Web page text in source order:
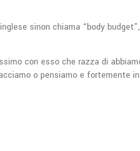
sinon chiama “body
con esso che razza di
o pensiamo e fortemente